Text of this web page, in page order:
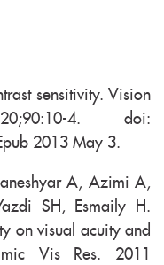
sensitivity. Vision
4. doi:
2013 May 3.
A, Azimi A,
SH, Esmaily H.
on visual acuity and
Vis Res. 2011